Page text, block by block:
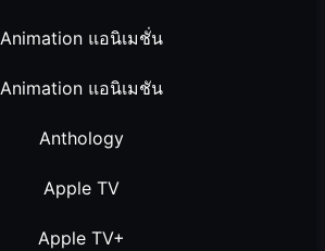
Animation แอนิเมชั่น
Animation แอนิเมชัน
Anthology
Apple TV
Apple TV+